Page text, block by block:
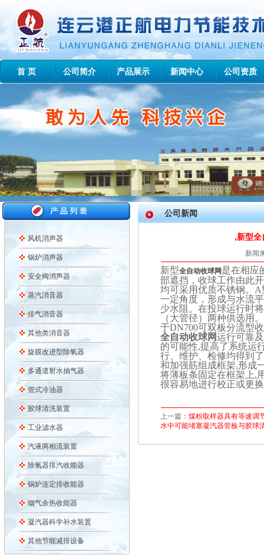
首 页 公司简介 产品展示 新闻中心 公司资质
风机消声器
锅炉消声器
安全阀消声器
蒸汽消音器
排气消音器
其他类消音器
旋膜改进型除氧器
多通道射水抽气器
管式冷油器
胶球清洗装置
工业滤水器
汽液两相流装置
除氧器排汽收能器
锅炉连定排收能器
烟气余热收能器
凝汽器科学补水装置
其他节能减排设备
公司新闻
,新型
新闻
新型全自动收球网 是在相应
部遮挡，收球工作由此
均可采用优质不锈钢。
一定角度，形成与水流
少水阻。在投球运行时
（大管径）两种供选用
于DN700可双板分流型
全自动收球网运行可靠
的可能性,提高了系统运
行、维护、检修均得到
和加强筋组成框架,形成
将薄板条固定在框架上,
很容易地进行校正或更
上一篇：煤粉取样器具有等速调
水中可能堵塞凝汽器管板与胶球